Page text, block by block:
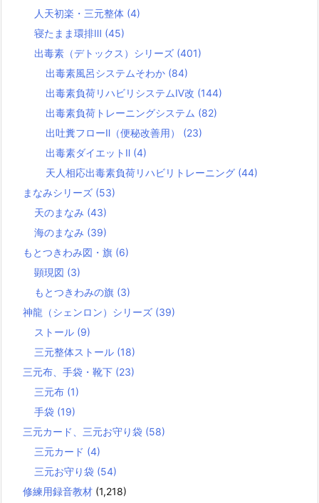
人天初楽・三元整体 (4)
寝たまま環排Ⅲ (45)
出毒素（デトックス）シリーズ (401)
出毒素風呂システムそわか (84)
出毒素負荷リハビリシステムⅣ改 (144)
出毒素負荷トレーニングシステム (82)
出吐糞フローⅡ（便秘改善用） (23)
出毒素ダイエットⅡ (4)
天人相応出毒素負荷リハビリトレーニング (44)
まなみシリーズ (53)
天のまなみ (43)
海のまなみ (39)
もとつきわみ図・旗 (6)
顕現図 (3)
もとつきわみの旗 (3)
神龍（シェンロン）シリーズ (39)
ストール (9)
三元整体ストール (18)
三元布、手袋・靴下 (23)
三元布 (1)
手袋 (19)
三元カード、三元お守り袋 (58)
三元カード (4)
三元お守り袋 (54)
修練用録音教材 (1,218)